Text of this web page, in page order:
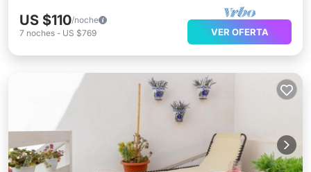
US $110/noche
7 noches - US $769 VER OFERTA